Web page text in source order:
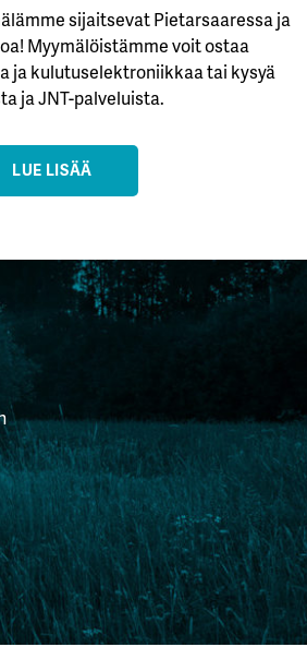
sijaitsevat Pietarsaaressa ja
Myymälöistämme voit ostaa
ja kulutuselektroniikkaa tai kysyä
ja JNT-palveluista.
LUE LISÄÄ